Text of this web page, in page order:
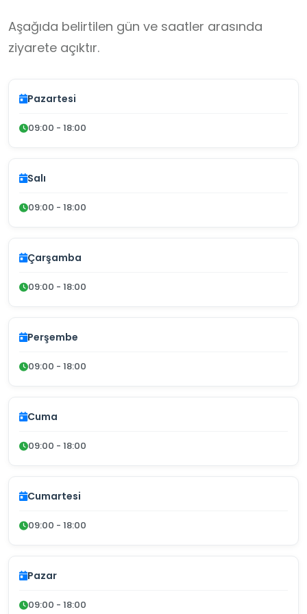
Aşağıda belirtilen gün ve saatler arasında
ziyarete açıktır.
Pazartesi
09:00 - 18:00
Salı
09:00 - 18:00
Çarşamba
09:00 - 18:00
Perşembe
09:00 - 18:00
Cuma
09:00 - 18:00
Cumartesi
09:00 - 18:00
Pazar
09:00 - 18:00